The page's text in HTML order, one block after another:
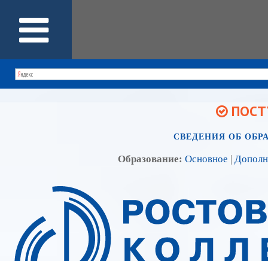
СВЕДЕНИЯ ОБ
Образование: Основное |